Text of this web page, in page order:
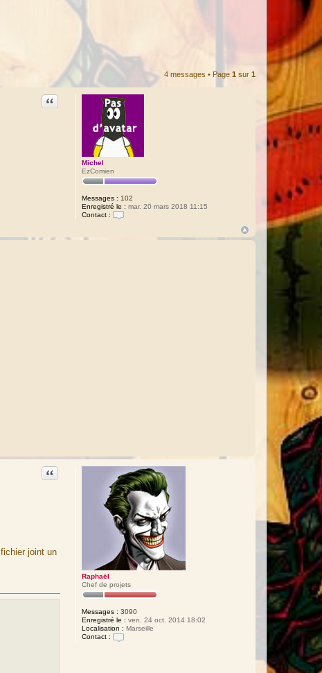
4 messages • Page 1 sur 1
Michel
EzComien
Messages : 102
Enregistré le : mar. 20 mars 2018 11:15
Contact :
Citation
Raphaël
Chef de projets
Messages : 3090
Enregistré le : ven. 24 oct. 2014 18:02
Localisation : Marseille
Contact :
Citation
joint un